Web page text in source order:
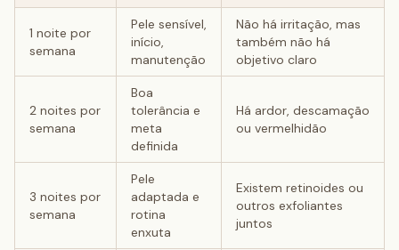
1 noite por
semana
Pele sensível,
início,
manutenção
Não há irritação, mas
também não há
objetivo claro
2 noites por
semana
Boa
tolerância e
meta
definida
Há ardor, descamação
ou vermelhidão
3 noites por
semana
Pele
adaptada e
rotina
enxuta
Existem retinoides ou
outros exfoliantes
juntos